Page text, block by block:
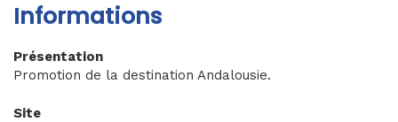
Informations
Présentation
Promotion de la destination Andalousie.
Site